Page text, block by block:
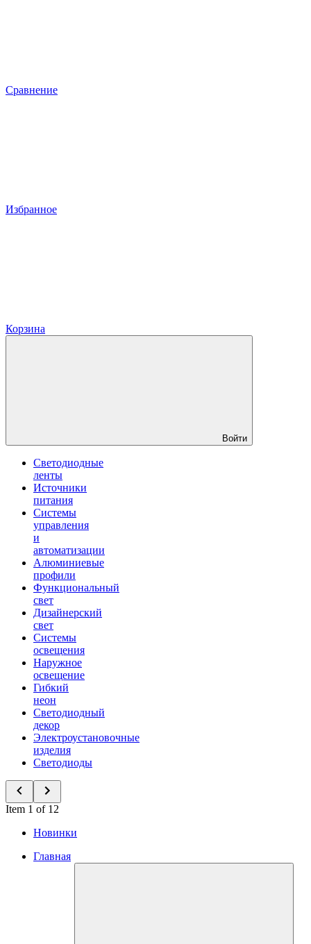
Сравнение
Избранное
Корзина
Войти
Светодиодные
ленты
Источники
питания
Системы
управления
и
автоматизации
Алюминиевые
профили
Функциональный
свет
Дизайнерский
свет
Системы
освещения
Наружное
освещение
Гибкий
неон
Светодиодный
декор
Электроустановочные
изделия
Светодиоды
Item 1 of 12
Новинки
Главная